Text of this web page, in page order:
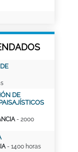
DE
- 2000
- 1400 horas